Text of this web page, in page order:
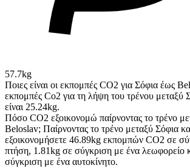
57.7kg
Ποιες είναι οι εκπομπές CO2 για Σόφια έως
εκπομπές Co2 για τη λήψη του τρένου μεταξύ
είναι 25.24kg.
Πόσο CO2 εξοικονομώ παίρνοντας το τρένο
Beloslav; Παίρνοντας το τρένο μεταξύ Σόφια
εξοικονομήσετε 46.89kg εκπομπών CO2 σε
πτήση, 1.81kg σε σύγκριση με ένα λεωφορείο
σύγκριση με ένα αυτοκίνητο.